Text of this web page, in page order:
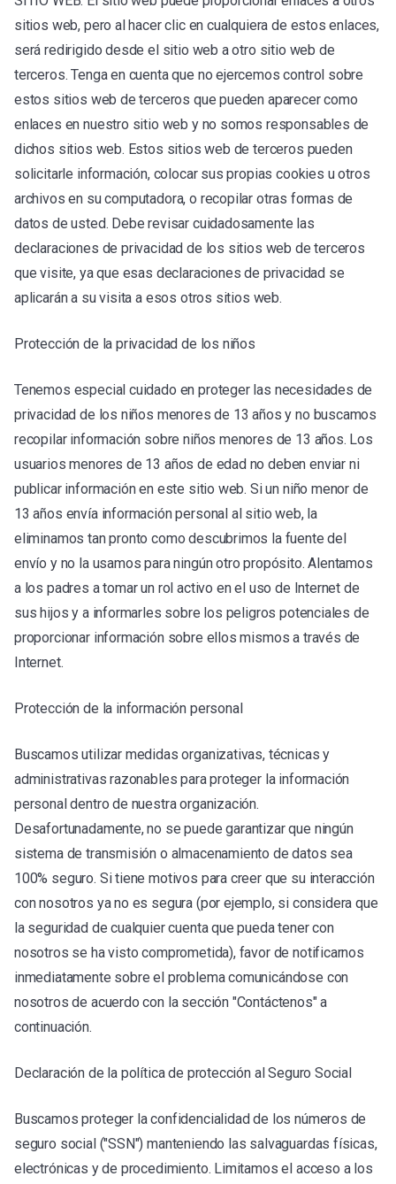
sitios web, pero al hacer clic en cualquiera de estos enlaces,
será redirigido desde el sitio web a otro sitio web de
terceros. Tenga en cuenta que no ejercemos control sobre
estos sitios web de terceros que pueden aparecer como
enlaces en nuestro sitio web y no somos responsables de
dichos sitios web. Estos sitios web de terceros pueden
solicitarle información, colocar sus propias cookies u otros
archivos en su computadora, o recopilar otras formas de
datos de usted. Debe revisar cuidadosamente las
declaraciones de privacidad de los sitios web de terceros
que visite, ya que esas declaraciones de privacidad se
aplicarán a su visita a esos otros sitios web.
Protección de la privacidad de los niños
Tenemos especial cuidado en proteger las necesidades de
privacidad de los niños menores de 13 años y no buscamos
recopilar información sobre niños menores de 13 años. Los
usuarios menores de 13 años de edad no deben enviar ni
publicar información en este sitio web. Si un niño menor de
13 años envía información personal al sitio web, la
eliminamos tan pronto como descubrimos la fuente del
envío y no la usamos para ningún otro propósito. Alentamos
a los padres a tomar un rol activo en el uso de Internet de
sus hijos y a informarles sobre los peligros potenciales de
proporcionar información sobre ellos mismos a través de
Internet.
Protección de la información personal
Buscamos utilizar medidas organizativas, técnicas y
administrativas razonables para proteger la información
personal dentro de nuestra organización.
Desafortunadamente, no se puede garantizar que ningún
sistema de transmisión o almacenamiento de datos sea
100% seguro. Si tiene motivos para creer que su interacción
con nosotros ya no es segura (por ejemplo, si considera que
la seguridad de cualquier cuenta que pueda tener con
nosotros se ha visto comprometida), favor de notificarnos
inmediatamente sobre el problema comunicándose con
nosotros de acuerdo con la sección "Contáctenos" a
continuación.
Declaración de la política de protección al Seguro Social
Buscamos proteger la confidencialidad de los números de
seguro social ("SSN") manteniendo las salvaguardas físicas,
electrónicas y de procedimiento. Limitamos el acceso a los